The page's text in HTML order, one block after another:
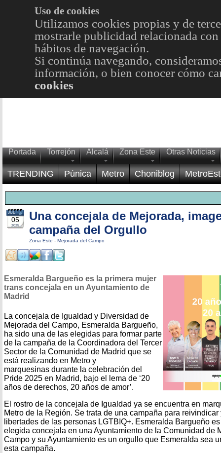
Uso de cookies
Utilizamos cookies propias y de
mostrarle publicidad relacionada
hábitos de navegación.
Si continúa navegando,
información, o bien conocer cómo
cookies
Portada Torrejón Alcalá Zona Este Otras Noticias
TRENDING Púnica Metro Choniblog
05
JUL
2025
Una concejala de Mejorada,
campaña del Orgullo
Zona Este - Mejorada del Campo
Esmeralda Bargueño es la primera mujer
trans concejala en un Ayuntamiento de
Madrid
La concejala de Igualdad y Diversidad de
Mejorada del Campo, Esmeralda Bargueño,
ha sido una de las elegidas para formar parte
de la campaña de la Coordinadora del Tercer
Sector de la Comunidad de Madrid que se
está realizando en Metro y
marquesinas durante la celebración del
Pride 2025 en Madrid, bajo el lema de ‘20
años de derechos, 20 años de amor’.
El rostro de la concejala de Igualdad ya se encuentra en
Metro de la Región. Se trata de una campaña para
libertades de las personas LGTBIQ+. Esmeralda Bargueño
elegida concejala en una Ayuntamiento de la Comunidad de
Campo y su Ayuntamiento es un orgullo que Esmeralda sea
esta campaña.